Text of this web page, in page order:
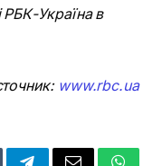
РБК-Україна в
www.rbc.ua